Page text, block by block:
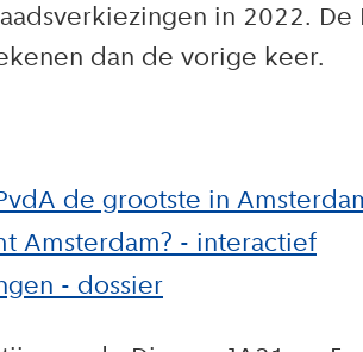
in 2022.
dan de vorige keer.
de grootste in
Amsterdam? - interactief
- dossier